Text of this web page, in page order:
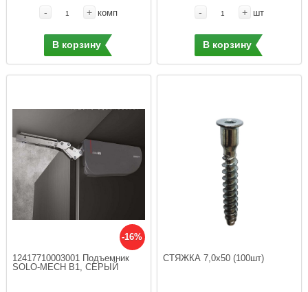
- + комп
В корзину
- + шт
В корзину
-16%
12417710003001 Подъемник
SOLO-MECH В1, СЕРЫЙ